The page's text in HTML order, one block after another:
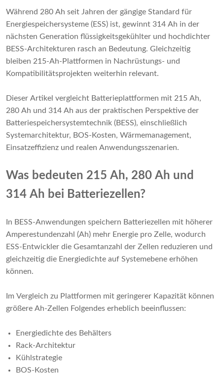
Während 280 Ah seit Jahren der gängige Standard für
Energiespeichersysteme (ESS) ist, gewinnt 314 Ah in der
nächsten Generation flüssigkeitsgekühlter und hochdichter
BESS-Architekturen rasch an Bedeutung. Gleichzeitig
bleiben 215-Ah-Plattformen in Nachrüstungs- und
Kompatibilitätsprojekten weiterhin relevant.
Dieser Artikel vergleicht Batterieplattformen mit 215 Ah,
280 Ah und 314 Ah aus der praktischen Perspektive der
Batteriespeichersystemtechnik (BESS), einschließlich
Systemarchitektur, BOS-Kosten, Wärmemanagement,
Einsatzeffizienz und realen Anwendungsszenarien.
Was bedeuten 215 Ah, 280 Ah und
314 Ah bei Batteriezellen?
In BESS-Anwendungen speichern Batteriezellen mit höherer
Amperestundenzahl (Ah) mehr Energie pro Zelle, wodurch
ESS-Entwickler die Gesamtanzahl der Zellen reduzieren und
gleichzeitig die Energiedichte auf Systemebene erhöhen
können.
Im Vergleich zu Plattformen mit geringerer Kapazität können
größere Ah-Zellen Folgendes erheblich beeinflussen:
Energiedichte des Behälters
Rack-Architektur
Kühlstrategie
BOS-Kosten